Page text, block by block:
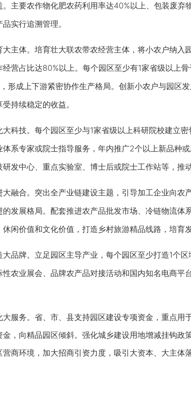
。主要农作物化肥农药利用率达40%以上、包装废
实行追溯管理。
体。培育壮大联农带农经营主体，将小农户纳入
经营占比达80%以上。每个园区至少有1家省级以上
形成上下游紧密协作生产格局。创新小农户与园区
持续稳定的收益。
技。每个园区至少与1家省级以上科研院校建立密
体系专家或院士指导服务，年内推广2个以上新品种
研发中心、重点实验室、博士后或院士工作站等，推
合。突出全产业链建设主题，引导加工企业向农
的发展格局。配套推进农产品批发市场、冷链物流体
休闲价值和文化价值，打造乡村旅游精品线路，培育
牌。立足园区主导产业，每个园区至少打造1个区
性农业展会、品牌农产品对接活动和国内知名电商
务。省、市、县支持园区建设专项资金，重点用
金，向精品园区倾斜。强化城乡建设用地增减挂钩政
营商环境，加大招商引资力度，吸引大资本、大主体